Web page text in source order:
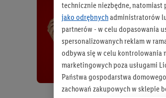
technicznie niezbędne, natomiast
jako odrębnychadministratorów
partnerów - w celu dopasowania
spersonalizowanych reklam w
odbywa się w celu kontrolowania
marketingowych poza usługami
Państwa gospodarstwa
zachowań zakupowych w sklepie